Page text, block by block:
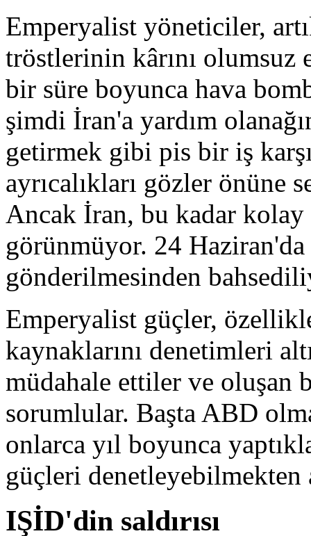
Emperyalist yöneticiler,
tröstlerinin kârını
bir süre boyunca hava
şimdi İran'a yardım
getirmek gibi pis bir iş
ayrıcalıkları gözler önüne
Ancak İran, bu kadar
görünmüyor. 24
gönderilmesinden
Emperyalist güçler,
kaynaklarını denetimleri
müdahale ettiler ve oluşan
sorumlular. Başta ABD
onlarca yıl boyunca
güçleri denetleyebilmekten
IŞİD'din saldırısı